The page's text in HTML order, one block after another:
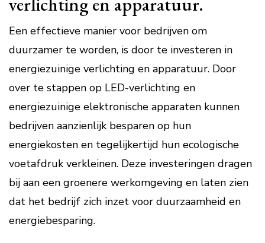
Een effectieve manier voor bedrijven om
duurzamer te worden, is door te investeren in
energiezuinige verlichting en apparatuur. Door
over te stappen op LED-verlichting en
energiezuinige elektronische apparaten kunnen
bedrijven aanzienlijk besparen op hun
energiekosten en tegelijkertijd hun ecologische
voetafdruk verkleinen. Deze investeringen dragen
bij aan een groenere werkomgeving en laten zien
dat het bedrijf zich inzet voor duurzaamheid en
energiebesparing.